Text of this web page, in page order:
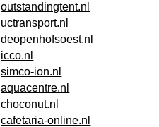
outstandingtent.nl
uctransport.nl
deopenhofsoest.nl
icco.nl
simco-ion.nl
aquacentre.nl
choconut.nl
cafetaria-online.nl